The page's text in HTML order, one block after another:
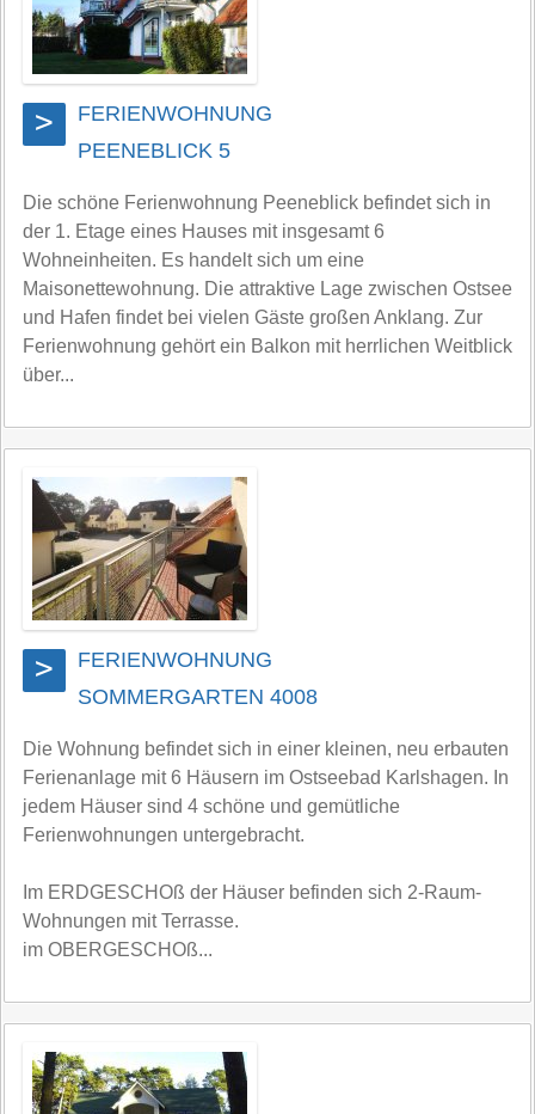
>
FERIENWOHNUNG
PEENEBLICK 5
Die schöne Ferienwohnung Peeneblick befindet sich in
der 1. Etage eines Hauses mit insgesamt 6
Wohneinheiten. Es handelt sich um eine
Maisonettewohnung. Die attraktive Lage zwischen Ostsee
und Hafen findet bei vielen Gäste großen Anklang. Zur
Ferienwohnung gehört ein Balkon mit herrlichen Weitblick
über...
>
FERIENWOHNUNG
SOMMERGARTEN 4008
Die Wohnung befindet sich in einer kleinen, neu erbauten
Ferienanlage mit 6 Häusern im Ostseebad Karlshagen. In
jedem Häuser sind 4 schöne und gemütliche
Ferienwohnungen untergebracht.
Im ERDGESCHOß der Häuser befinden sich 2-Raum-
Wohnungen mit Terrasse.
im OBERGESCHOß...